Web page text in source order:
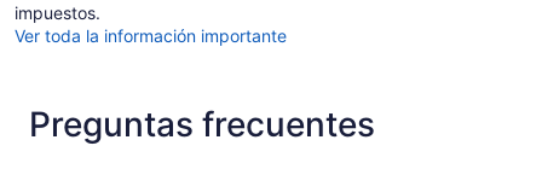
impuestos.
Ver toda la información importante
Preguntas frecuentes